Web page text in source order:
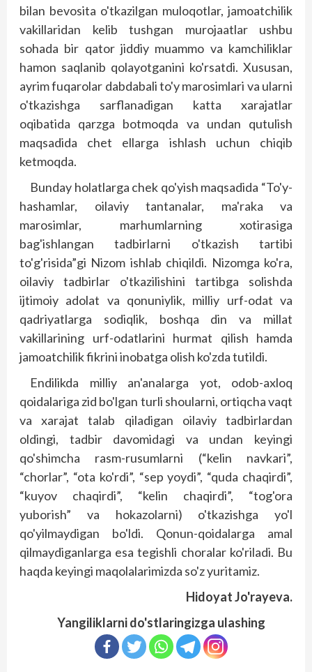
bilan bevosita o'tkazilgan muloqotlar, jamoatchilik
vakillaridan kelib tushgan murojaatlar ushbu
sohada bir qator jiddiy muammo va kamchiliklar
hamon saqlanib qolayotganini ko'rsatdi. Xususan,
ayrim fuqarolar dabdabali to'y marosimlari va ularni
o'tkazishga sarflanadigan katta xarajatlar
oqibatida qarzga botmoqda va undan qutulish
maqsadida chet ellarga ishlash uchun chiqib
ketmoqda.
Bunday holatlarga chek qo'yish maqsadida “To'y-
hashamlar, oilaviy tantanalar, ma'raka va
marosimlar, marhumlarning xotirasiga
bag'ishlangan tadbirlarni o'tkazish tartibi
to'g'risida”gi Nizom ishlab chiqildi. Nizomga ko'ra,
oilaviy tadbirlar o'tkazilishini tartibga solishda
ijtimoiy adolat va qonuniylik, milliy urf-odat va
qadriyatlarga sodiqlik, boshqa din va millat
vakillarining urf-odatlarini hurmat qilish hamda
jamoatchilik fikrini inobatga olish ko'zda tutildi.
Endilikda milliy an'analarga yot, odob-axloq
qoidalariga zid bo'lgan turli shoularni, ortiqcha vaqt
va xarajat talab qiladigan oilaviy tadbirlardan
oldingi, tadbir davomidagi va undan keyingi
qo'shimcha rasm-rusumlarni (“kelin navkari”,
“chorlar”, “ota ko'rdi”, “sep yoydi”, “quda chaqirdi”,
“kuyov chaqirdi”, “kelin chaqirdi”, “tog'ora
yuborish” va hokazolarni) o'tkazishga yo'l
qo'yilmaydigan bo'ldi. Qonun-qoidalarga amal
qilmaydiganlarga esa tegishli choralar ko'riladi. Bu
haqda keyingi maqolalarimizda so'z yuritamiz.
Hidoyat Jo'rayeva.
Yangiliklarni do'stlaringizga ulashing